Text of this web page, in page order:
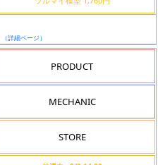
（詳細ページ）
PRODUCT
MECHANIC
STORE